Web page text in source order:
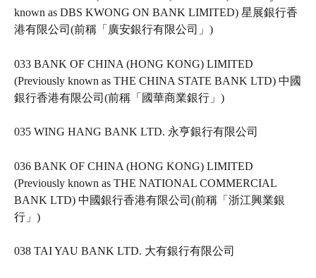
known as DBS KWONG ON BANK LIMITED) 星展銀行香
港有限公司(前稱「廣安銀行有限公司」)
033 BANK OF CHINA (HONG KONG) LIMITED
(Previously known as THE CHINA STATE BANK LTD) 中國
銀行香港有限公司(前稱「國華商業銀行」)
035 WING HANG BANK LTD. 永亨銀行有限公司
036 BANK OF CHINA (HONG KONG) LIMITED
(Previously known as THE NATIONAL COMMERCIAL
BANK LTD) 中國銀行香港有限公司(前稱「浙江興業銀
行」)
038 TAI YAU BANK LTD. 大有銀行有限公司